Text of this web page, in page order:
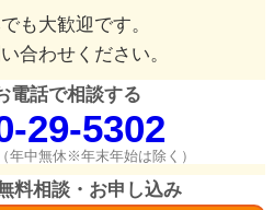
も大歓迎です。
合わせください。
電話で相談する
29-5302
年中無休※年末年始は除く）
料相談・お申し込み